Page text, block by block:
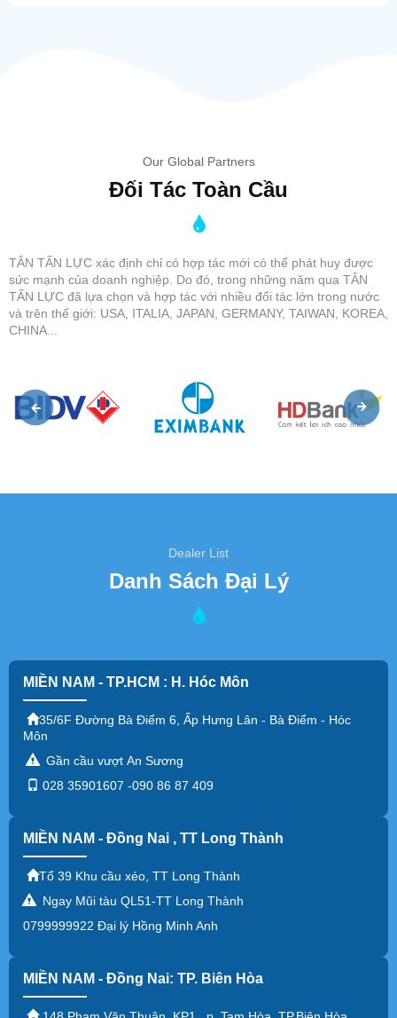
Our Global Partners
Đối Tác Toàn Cầu
TÂN TẤN LỰC xác định chỉ có hợp tác mới có thể phát huy được
sức mạnh của doanh nghiệp. Do đó, trong những năm qua TÂN
TẤN LỰC đã lựa chọn và hợp tác với nhiều đối tác lớn trong nước
và trên thế giới: USA, ITALIA, JAPAN, GERMANY, TAIWAN, KOREA,
CHINA...
Dealer List
Danh Sách Đại Lý
MIỀN NAM - TP.HCM : H. Hóc Môn
35/6F Đường Bà Điểm 6, Ấp Hưng Lân - Bà Điểm - Hóc
Môn
Gần cầu vượt An Sương
028 35901607 -090 86 87 409
MIỀN NAM - Đồng Nai , TT Long Thành
Tổ 39 Khu cầu xéo, TT Long Thành
Ngay Mũi tàu QL51-TT Long Thành
0799999922 Đại lý Hồng Minh Anh
MIỀN NAM - Đồng Nai: TP. Biên Hòa